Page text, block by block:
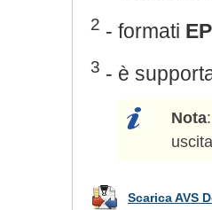
2 - formati
3 - è
Nota
Scarica AVS